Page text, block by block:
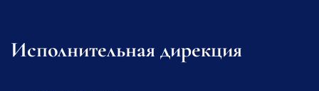
Исполнительная дирекция